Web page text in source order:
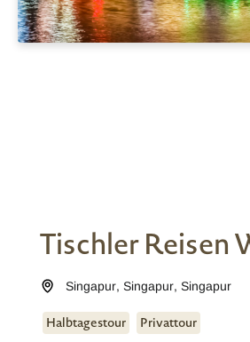
Tischler Reisen
Singapur,Singapur,Singapur
Halbtagestour Privattour